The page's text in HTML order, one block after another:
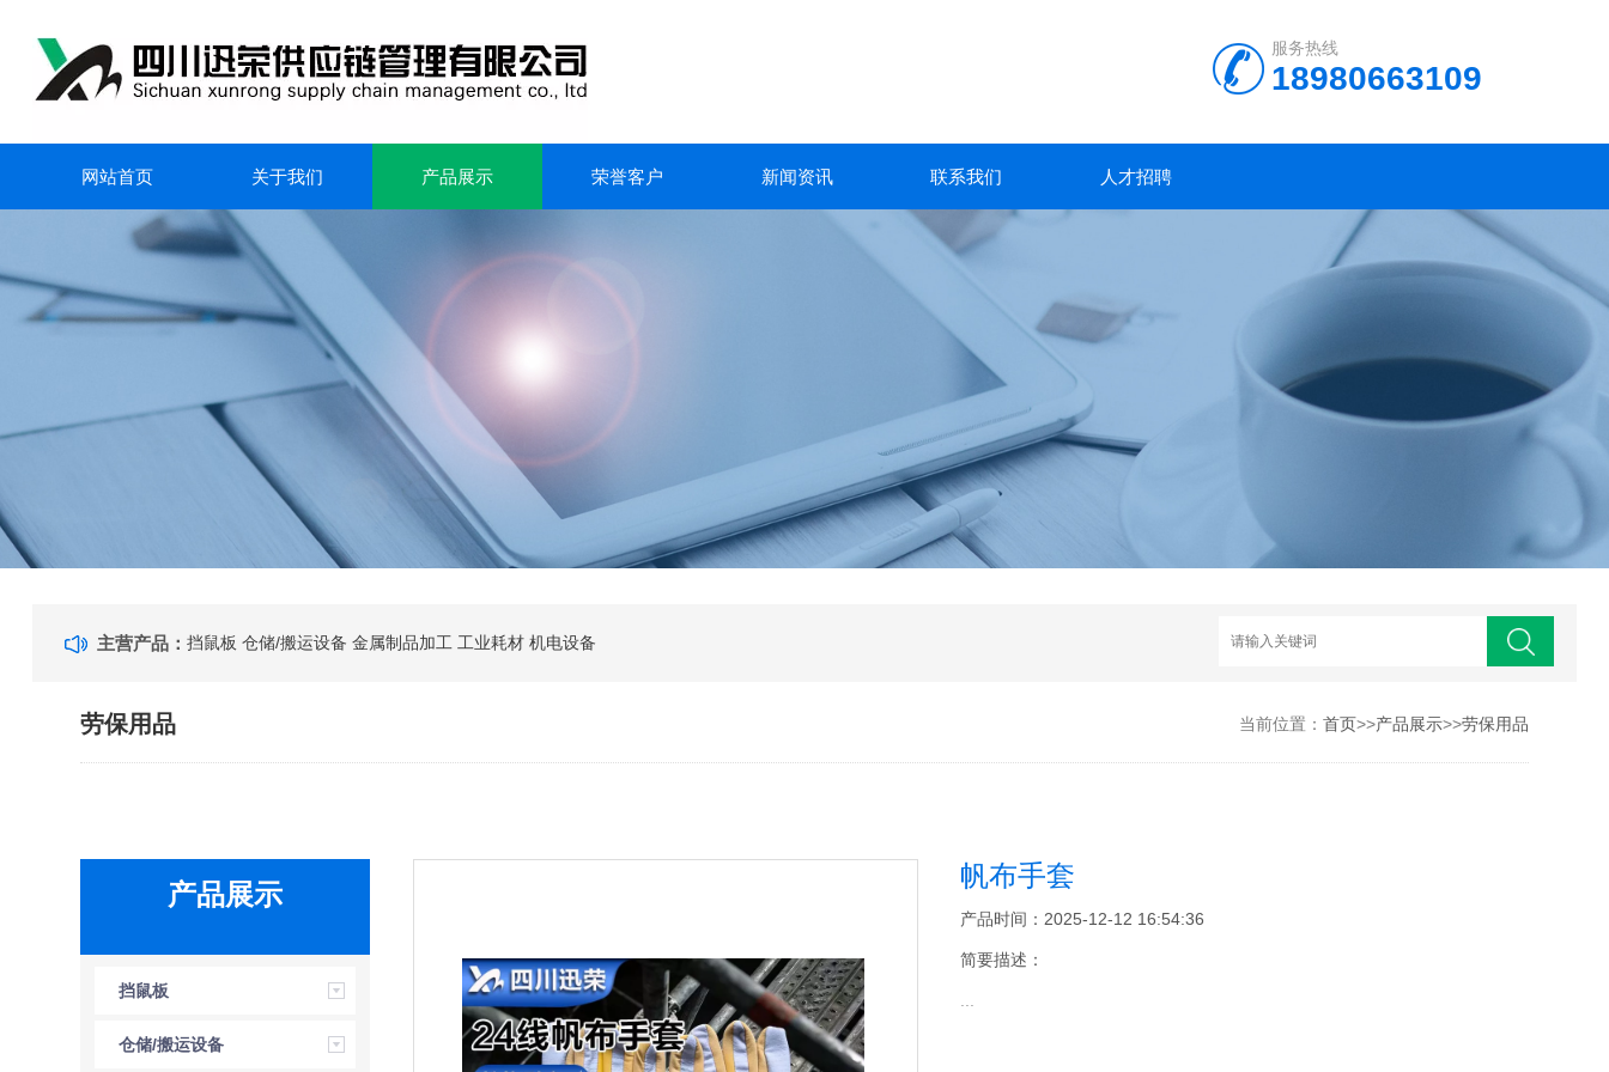
服务热线
18980663109
网站首页 关于我们 产品展示 荣誉客户 新闻资讯 联系我们 人才招聘
主营产品：挡鼠板 仓储/搬运设备 金属制品加工 工业耗材 机电设备
劳保用品 当前位置： 首页>>产品展示>>劳保用品
产品展示
挡鼠板
仓储/搬运设备
帆布手套
产品时间：2025-12-12 16:54:36
简要描述：